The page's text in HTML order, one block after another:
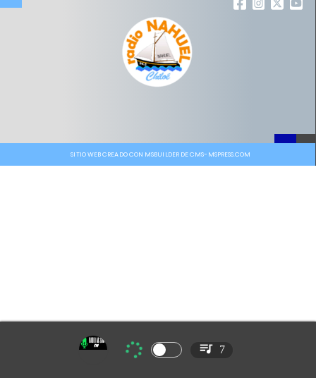
SITIO WEB CREADO CON MSBUILDER DE CMS-MSPRESS.COM
7